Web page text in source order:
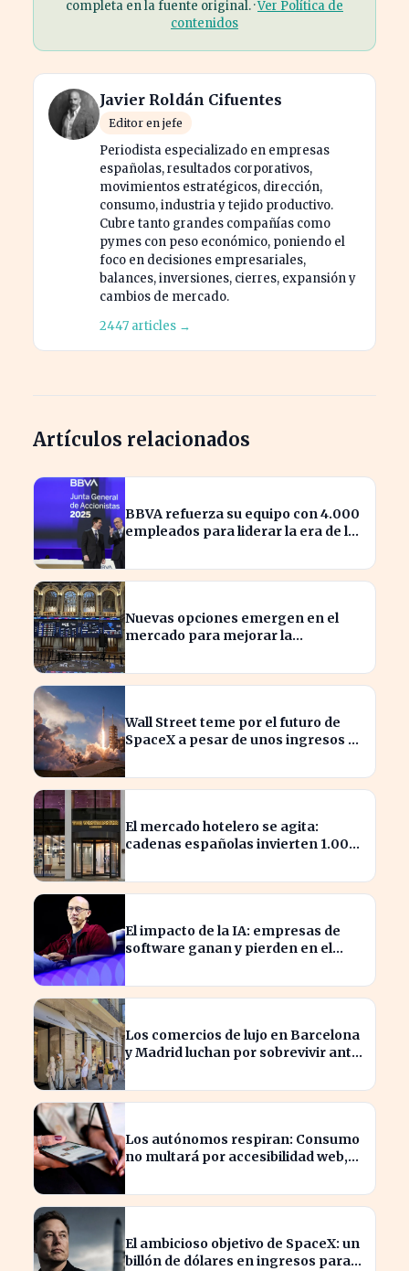
completa en la fuente original. ·Ver Política de
contenidos
Javier Roldán Cifuentes
Editor en jefe
Periodista especializado en empresas
españolas, resultados corporativos,
movimientos estratégicos, dirección,
consumo, industria y tejido productivo.
Cubre tanto grandes compañías como
pymes con peso económico, poniendo el
foco en decisiones empresariales,
balances, inversiones, cierres, expansión y
cambios de mercado.
2447 articles →
Artículos relacionados
BBVA refuerza su equipo con 4.000
empleados para liderar la era de la
Nuevas opciones emergen en el
mercado para mejorar la
Wall Street teme por el futuro de
SpaceX a pesar de unos ingresos de
El mercado hotelero se agita:
cadenas españolas invierten 1.000
El impacto de la IA: empresas de
software ganan y pierden en el
Los comercios de lujo en Barcelona
y Madrid luchan por sobrevivir ante
Los autónomos respiran: Consumo
no multará por accesibilidad web,
El ambicioso objetivo de SpaceX: un
billón de dólares en ingresos para